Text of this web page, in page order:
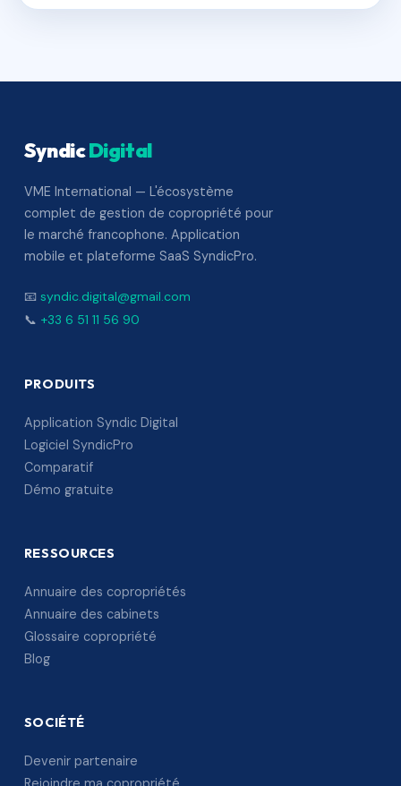
SyndicDigital
VME International — L'écosystème
complet de gestion de copropriété pour
le marché francophone. Application
mobile et plateforme SaaS SyndicPro.
📧 syndic.digital@gmail.com
📞 +33 6 51 11 56 90
PRODUITS
Application Syndic Digital
Logiciel SyndicPro
Comparatif
Démo gratuite
RESSOURCES
Annuaire des copropriétés
Annuaire des cabinets
Glossaire copropriété
Blog
SOCIÉTÉ
Devenir partenaire